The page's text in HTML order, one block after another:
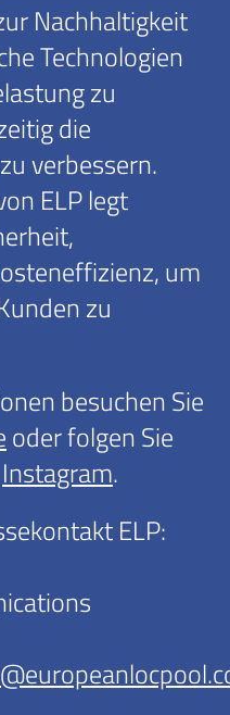
Nachhaltigkeit
Technologien
zu
die
verbessern.
ELP legt
um
zu
besuchen Sie
oder folgen Sie
Instagram.
ELP: